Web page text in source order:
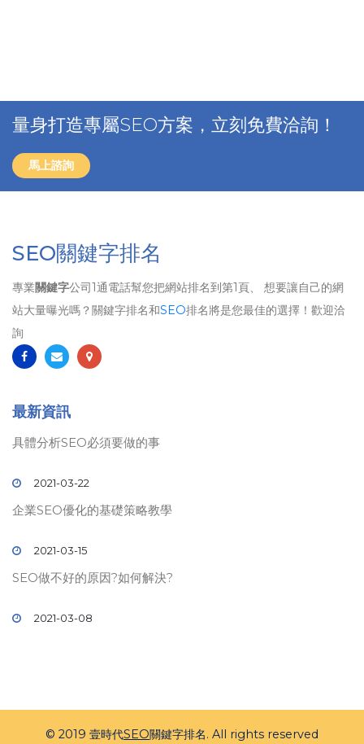
量身打造專屬SEO方案，立刻免費洽詢！
馬上諮詢
SEO關鍵字排名
專業關鍵字公司1通電話幫您把網站排名到第1頁、 想要讓自己的網
站大量曝光嗎？關鍵字排名和SEO排名將是您最佳的選擇！歡迎洽
詢
最新資訊
具體分析SEO必須要做的事
2021-03-22
企業SEO優化的基礎策略教學
2021-03-15
SEO做不好的原因?如何解決?
2021-03-08
© 2019 壹時代SEO關鍵字排名. All rights reserved